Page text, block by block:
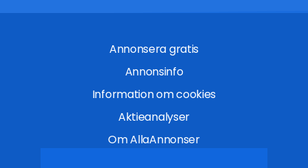
Annonsera gratis
Annonsinfo
Information om cookies
Aktieanalyser
Om AllaAnnonser